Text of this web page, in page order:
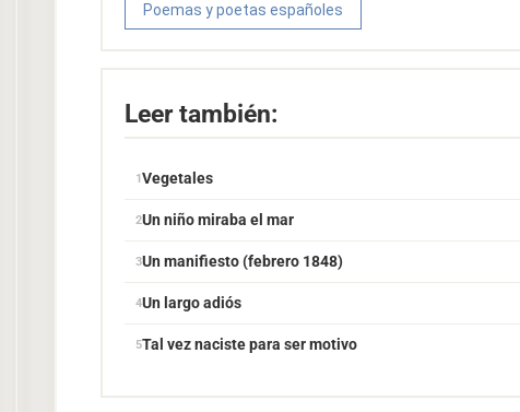
Poemas y poetas españoles
Leer también:
Vegetales
Un niño miraba el mar
Un manifiesto (febrero 1848)
Un largo adiós
Tal vez naciste para ser motivo